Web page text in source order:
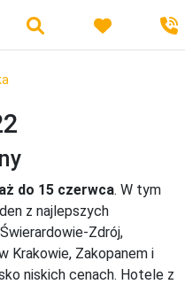
aż do 15 czerwca. W tym
z najlepszych
Zdrój,
Krakowie, Zakopanem i
niskich cenach. Hotele z